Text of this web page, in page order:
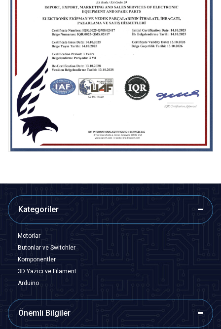
Kategoriler
Motorlar
Butonlar ve Switchler
Komponentler
3D Yazıcı ve Filament
Arduino
Önemli Bilgiler